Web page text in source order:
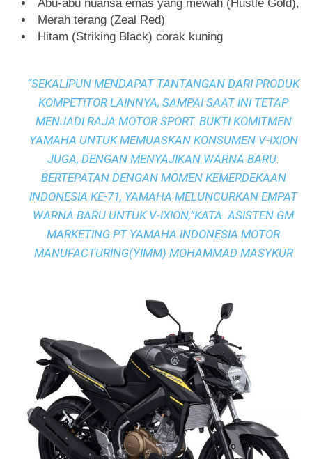
Abu-abu nuansa emas yang mewah (Hustle Gold),
Merah terang (Zeal Red)
Hitam (Striking Black) corak kuning
“SEKALIPUN MENDAPAT TANTANGAN DARI PRODUK
KOMPETITOR LAINNYA, SAMPAI SAAT INI TETAP
MENJADI RAJA MOTOR SPORT. BUKTI KOMITMEN
YAMAHA UNTUK MEMUASKAN KONSUMEN V-IXION
JUGA, DENGAN MENYAJIKAN WARNA BARU.
BERTEPATAN DENGAN MOMEN KEMERDEKAAN
INDONESIA KE-71, YAMAHA MELUNCURKAN EMPAT
WARNA BARU UNTUK V-IXION,”KATA ASISTEN GM
MARKETING PT YAMAHA INDONESIA MOTOR
MANUFACTURING(YIMM) MOHAMMAD MASYKUR